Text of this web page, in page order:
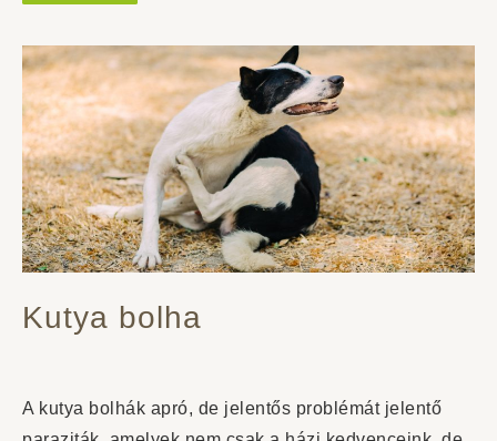
Kutya bolha
A kutya bolhák apró, de jelentős problémát jelentő